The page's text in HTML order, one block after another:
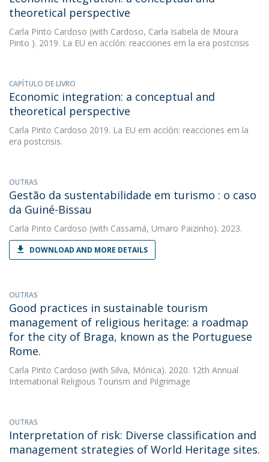
theoretical perspective
Carla Pinto Cardoso (with Cardoso, Carla Isabela de Moura
Pinto ). 2019. La EU en accíón: reacciones em la era postcrisis
CAPÍTULO DE LIVRO
Economic integration: a conceptual and
theoretical perspective
Carla Pinto Cardoso 2019. La EU em accíón: reacciones em la
era postcrisis.
OUTRAS
Gestão da sustentabilidade em turismo : o caso
da Guiné-Bissau
Carla Pinto Cardoso (with Cassamá, Umaro Paizinho). 2023.
DOWNLOAD AND MORE DETAILS
OUTRAS
Good practices in sustainable tourism
management of religious heritage: a roadmap
for the city of Braga, known as the Portuguese
Rome.
Carla Pinto Cardoso (with Silva, Mónica). 2020. 12th Annual
International Religious Tourism and Pilgrimage
OUTRAS
Interpretation of risk: Diverse classification and
management strategies of World Heritage sites.